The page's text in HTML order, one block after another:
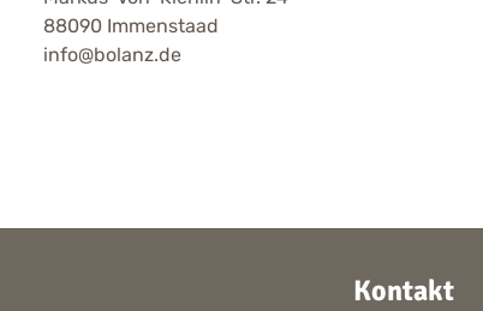
88090 Immenstaad
info@bolanz.de
Kontakt